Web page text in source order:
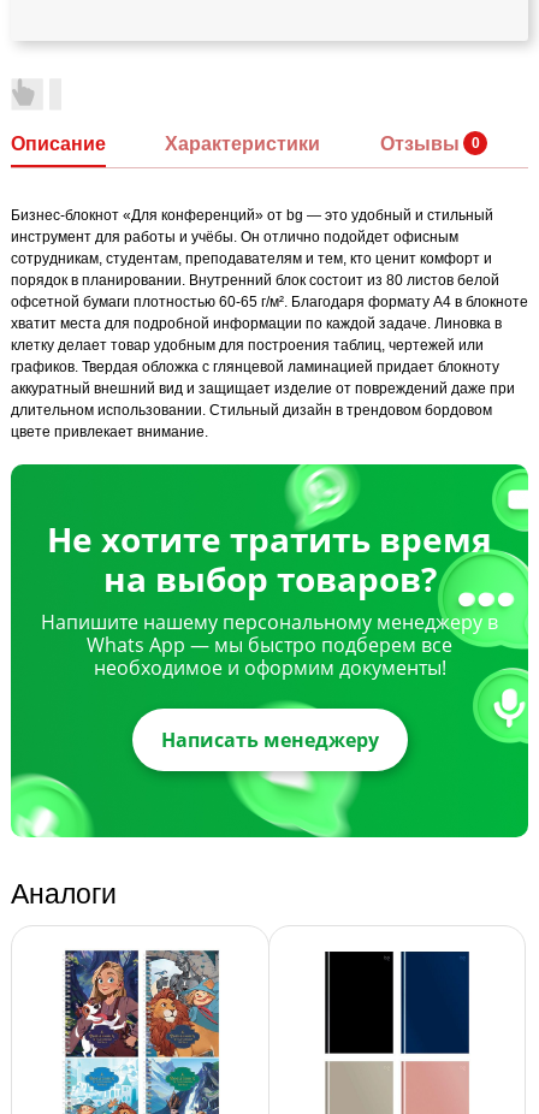
Описание Характеристики Отзывы
Бизнес-блокнот «Для конференций» от bg — это удобный и стильный
инструмент для работы и учёбы. Он отлично подойдет офисным
сотрудникам, студентам, преподавателям и тем, кто ценит комфорт и
порядок в планировании. Внутренний блок состоит из 80 листов белой
офсетной бумаги плотностью 60-65 г/м². Благодаря формату А4 в блокноте
хватит места для подробной информации по каждой задаче. Линовка в
клетку делает товар удобным для построения таблиц, чертежей или
графиков. Твердая обложка с глянцевой ламинацией придает блокноту
аккуратный внешний вид и защищает изделие от повреждений даже при
длительном использовании. Стильный дизайн в трендовом бордовом
цвете привлекает внимание.
Не хотите тратить время
на выбор товаров?
Напишите нашему персональному менеджеру в
Whats App — мы быстро подберем все
необходимое и оформим документы!
Написать менеджеру
Аналоги